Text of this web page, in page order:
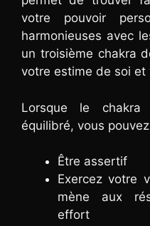
votre pouvoir
harmonieuses avec
un troisième chakra
votre estime de soi et
Lorsque le
équilibré, vous
Être assertif
Exercez votre
mène aux
effort